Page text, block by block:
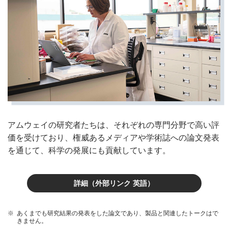
アムウェイの研究者たちは、それぞれの専門分野で高い評
価を受けており、権威あるメディアや学術誌への論文発表
を通じて、科学の発展にも貢献しています。
詳細（外部リンク 英語）
あくまでも研究結果の発表をした論文であり、製品と関連したトークはで
きません。